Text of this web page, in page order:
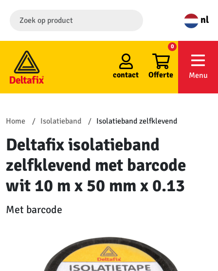
nl
contact Offerte
0
Menu
Home Isolatieband Isolatieband zelfklevend
Deltafix isolatieband
zelfklevend met barcode
wit 10 m x 50 mm x 0.13
Met barcode